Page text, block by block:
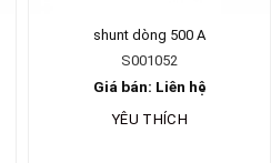
shunt dòng 500 A
S001052
Giá bán: Liên hệ
YÊU THÍCH